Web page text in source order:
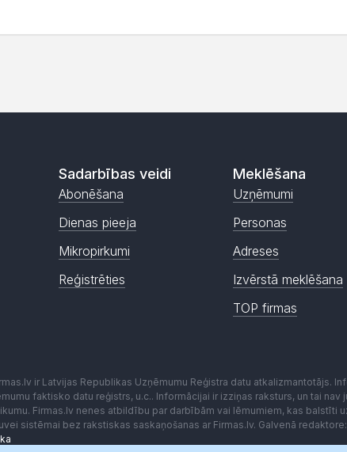
Sadarbības veidi
Abonēšana
Dienas pieeja
Mikropirkumi
Reģistrēties
Meklēšana
Uzņēmumi
Personas
Adreses
Izvērstā meklēšana
TOP firmas
ir Latvijas Republikas Uzņēmumu Reģistra datu atkalizmantotājs.
faktisko datu reģistrs, u.c.. Informācijai ir izziņas raksturs, un tai
Firmas.lv nenes atbildību par darbībām vai lēmumiem, kas
sistēmai bez rakstiskas saskaņošanas ar Firmas.lv. Galvenā